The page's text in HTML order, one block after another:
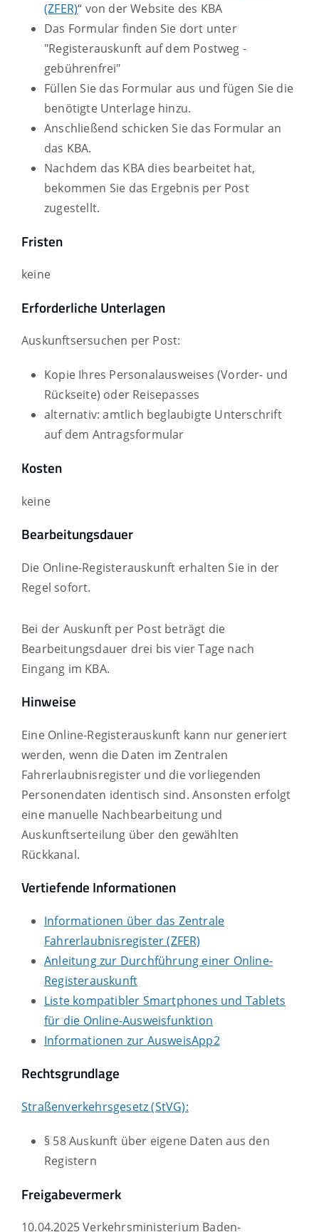
(ZFER)“ von der Website des KBA
Das Formular finden Sie dort unter
"Registerauskunft auf dem Postweg -
gebührenfrei"
Füllen Sie das Formular aus und fügen Sie die
benötigte Unterlage hinzu.
Anschließend schicken Sie das Formular an
das KBA.
Nachdem das KBA dies bearbeitet hat,
bekommen Sie das Ergebnis per Post
zugestellt.
Fristen
keine
Erforderliche Unterlagen
Auskunftsersuchen per Post:
Kopie Ihres Personalausweises (Vorder- und
Rückseite) oder Reisepasses
alternativ: amtlich beglaubigte Unterschrift
auf dem Antragsformular
Kosten
keine
Bearbeitungsdauer
Die Online-Registerauskunft erhalten Sie in der
Regel sofort.
Bei der Auskunft per Post beträgt die
Bearbeitungsdauer drei bis vier Tage nach
Eingang im KBA.
Hinweise
Eine Online-Registerauskunft kann nur generiert
werden, wenn die Daten im Zentralen
Fahrerlaubnisregister und die vorliegenden
Personendaten identisch sind. Ansonsten erfolgt
eine manuelle Nachbearbeitung und
Auskunftserteilung über den gewählten
Rückkanal.
Vertiefende Informationen
Informationen über das Zentrale
Fahrerlaubnisregister (ZFER)
Anleitung zur Durchführung einer Online-
Registerauskunft
Liste kompatibler Smartphones und Tablets
für die Online-Ausweisfunktion
Informationen zur AusweisApp2
Rechtsgrundlage
Straßenverkehrsgesetz (StVG):
§ 58 Auskunft über eigene Daten aus den
Registern
Freigabevermerk
10.04.2025 Verkehrsministerium Baden-